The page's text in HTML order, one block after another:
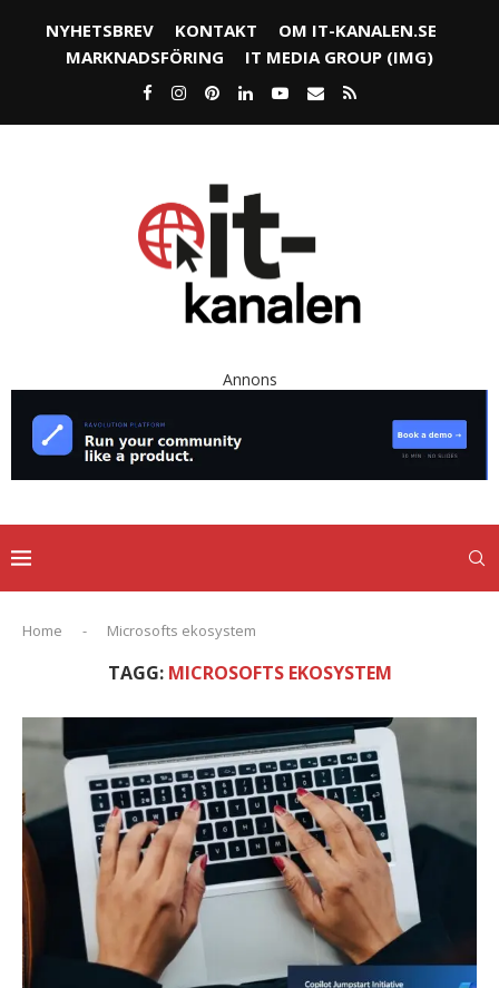
NYHETSBREV KONTAKT
OM IT-KANALEN.SE
MARKNADSFÖRING
IT MEDIA GROUP (IMG)
Annons
Home - Microsofts ekosystem
TAGG: MICROSOFTS EKOSYSTEM